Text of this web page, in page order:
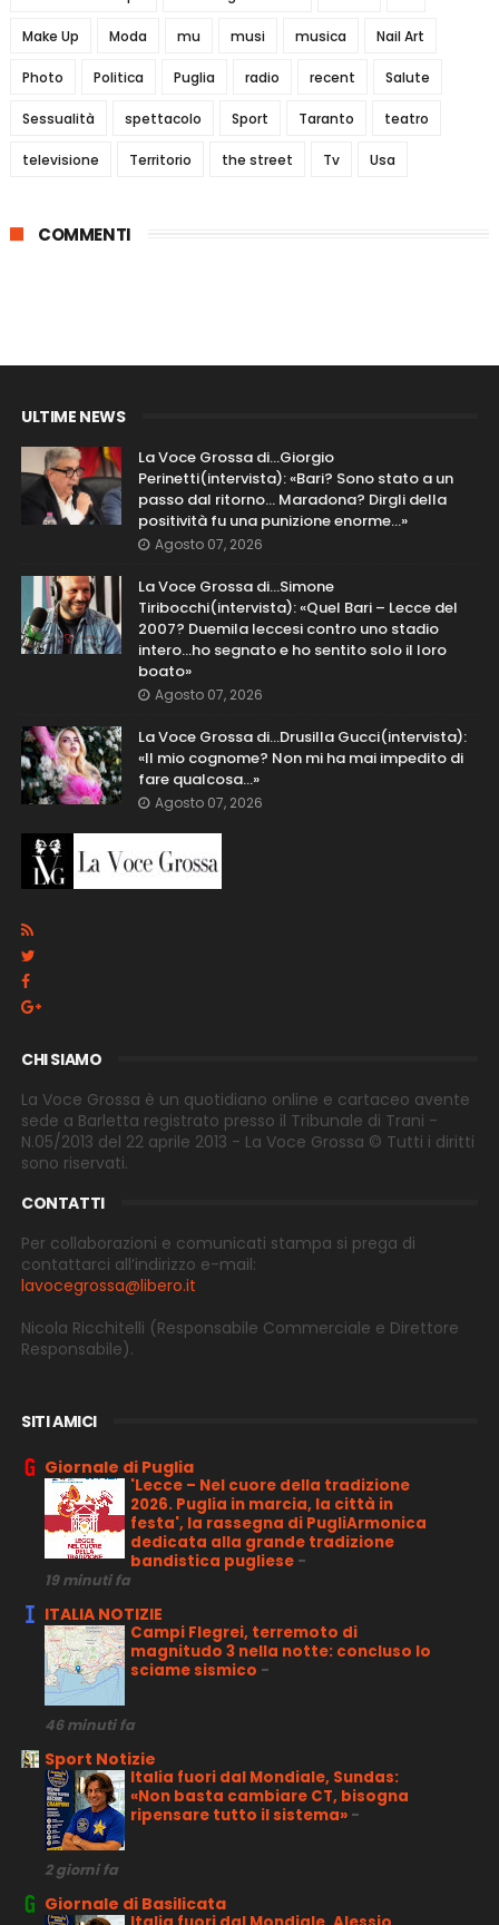
Make Up Moda mu musi musica Nail Art
Photo Politica Puglia radio recent Salute
Sessualità spettacolo Sport Taranto teatro
televisione Territorio the street Tv Usa
COMMENTI
ULTIME NEWS
La Voce Grossa di…Giorgio
Perinetti(intervista): «Bari? Sono stato a un
passo dal ritorno... Maradona? Dirgli della
positività fu una punizione enorme…»
Agosto 07, 2026
La Voce Grossa di…Simone
Tiribocchi(intervista): «Quel Bari – Lecce del
2007? Duemila leccesi contro uno stadio
intero...ho segnato e ho sentito solo il loro
boato»
Agosto 07, 2026
La Voce Grossa di…Drusilla Gucci(intervista):
«Il mio cognome? Non mi ha mai impedito di
fare qualcosa…»
Agosto 07, 2026
CHI SIAMO
La Voce Grossa è un quotidiano online e cartaceo avente
sede a Barletta registrato presso il Tribunale di Trani -
N.05/2013 del 22 aprile 2013 - La Voce Grossa © Tutti i diritti
sono riservati.
CONTATTI
Per collaborazioni e comunicati stampa si prega di
contattarci all’indirizzo e-mail:
lavocegrossa@libero.it
Nicola Ricchitelli (Responsabile Commerciale e Direttore
Responsabile).
SITI AMICI
Giornale di Puglia
'Lecce – Nel cuore della tradizione
2026. Puglia in marcia, la città in
festa', la rassegna di PugliArmonica
dedicata alla grande tradizione
bandistica pugliese -
19 minuti fa
ITALIA NOTIZIE
Campi Flegrei, terremoto di
magnitudo 3 nella notte: concluso lo
sciame sismico -
46 minuti fa
Sport Notizie
Italia fuori dal Mondiale, Sundas:
«Non basta cambiare CT, bisogna
ripensare tutto il sistema» -
2 giorni fa
Giornale di Basilicata